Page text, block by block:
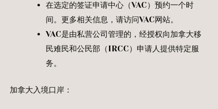
在选定的签证申请中心（VAC）预约一个时
间。更多相关信息，请访问VAC网站。
VAC是由私营公司管理的，经授权向加拿大移
民难民和公民部（IRCC）申请人提供特定服
务。
加拿大入境口岸：